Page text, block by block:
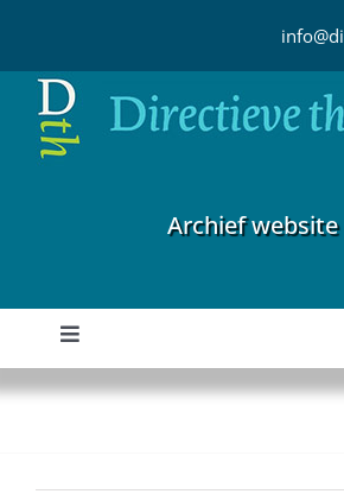
inhoud
Archief
Toggle
Navigation
Home